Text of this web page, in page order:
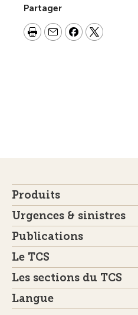
Partager
Produits
Urgences & sinistres
Publications
Le TCS
Les sections du TCS
Langue